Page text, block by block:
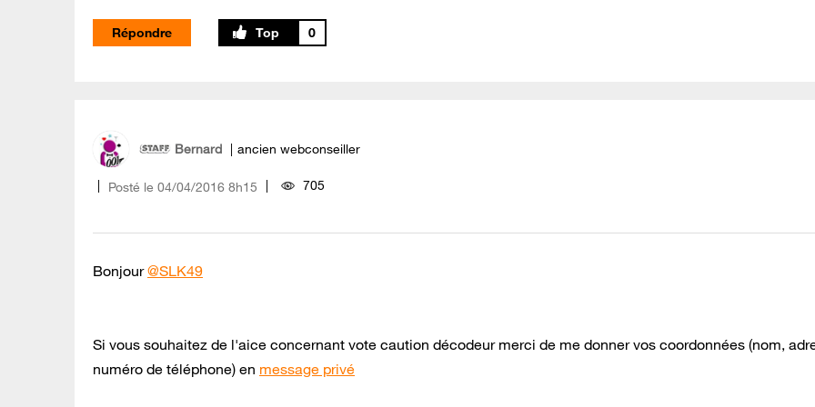
Répondre 0
Bernard ancien webconseiller
Posté le ‎04/04/2016 8h15 705
Bonjour@SLK49
Si vous souhaitez de l'aice concernant vote caution décodeur merci de me donner vos coordonnées (nom,
numéro de téléphone) en message privé